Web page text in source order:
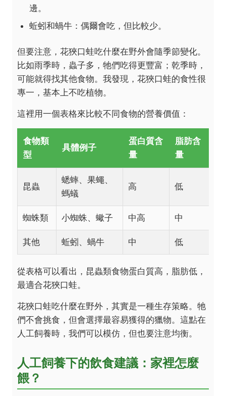
邊。
蚯蚓和蝸牛：偶爾會吃，但比較少。
但要注意，花狹口蛙吃什麼在野外會隨季節變化。
比如雨季時，蟲子多，牠們吃得更豐富；乾季時，
可能就得找其他食物。我發現，花狹口蛙的食性很
專一，基本上不吃植物。
這裡用一個表格來比較不同食物的營養價值：
食物類
型
具體例子
蛋白質含
量
脂肪含
量
昆蟲
蟋蟀、果蠅、
螞蟻
高 低
蜘蛛類 小蜘蛛、蠍子 中高 中
其他 蚯蚓、蝸牛 中 低
從表格可以看出，昆蟲類食物蛋白質高，脂肪低，
最適合花狹口蛙。
花狹口蛙吃什麼在野外，其實是一種生存策略。牠
們不會挑食，但會選擇最容易獲得的獵物。這點在
人工飼養時，我們可以模仿，但也要注意均衡。
人工飼養下的飲食建議：家裡怎麼
餵？